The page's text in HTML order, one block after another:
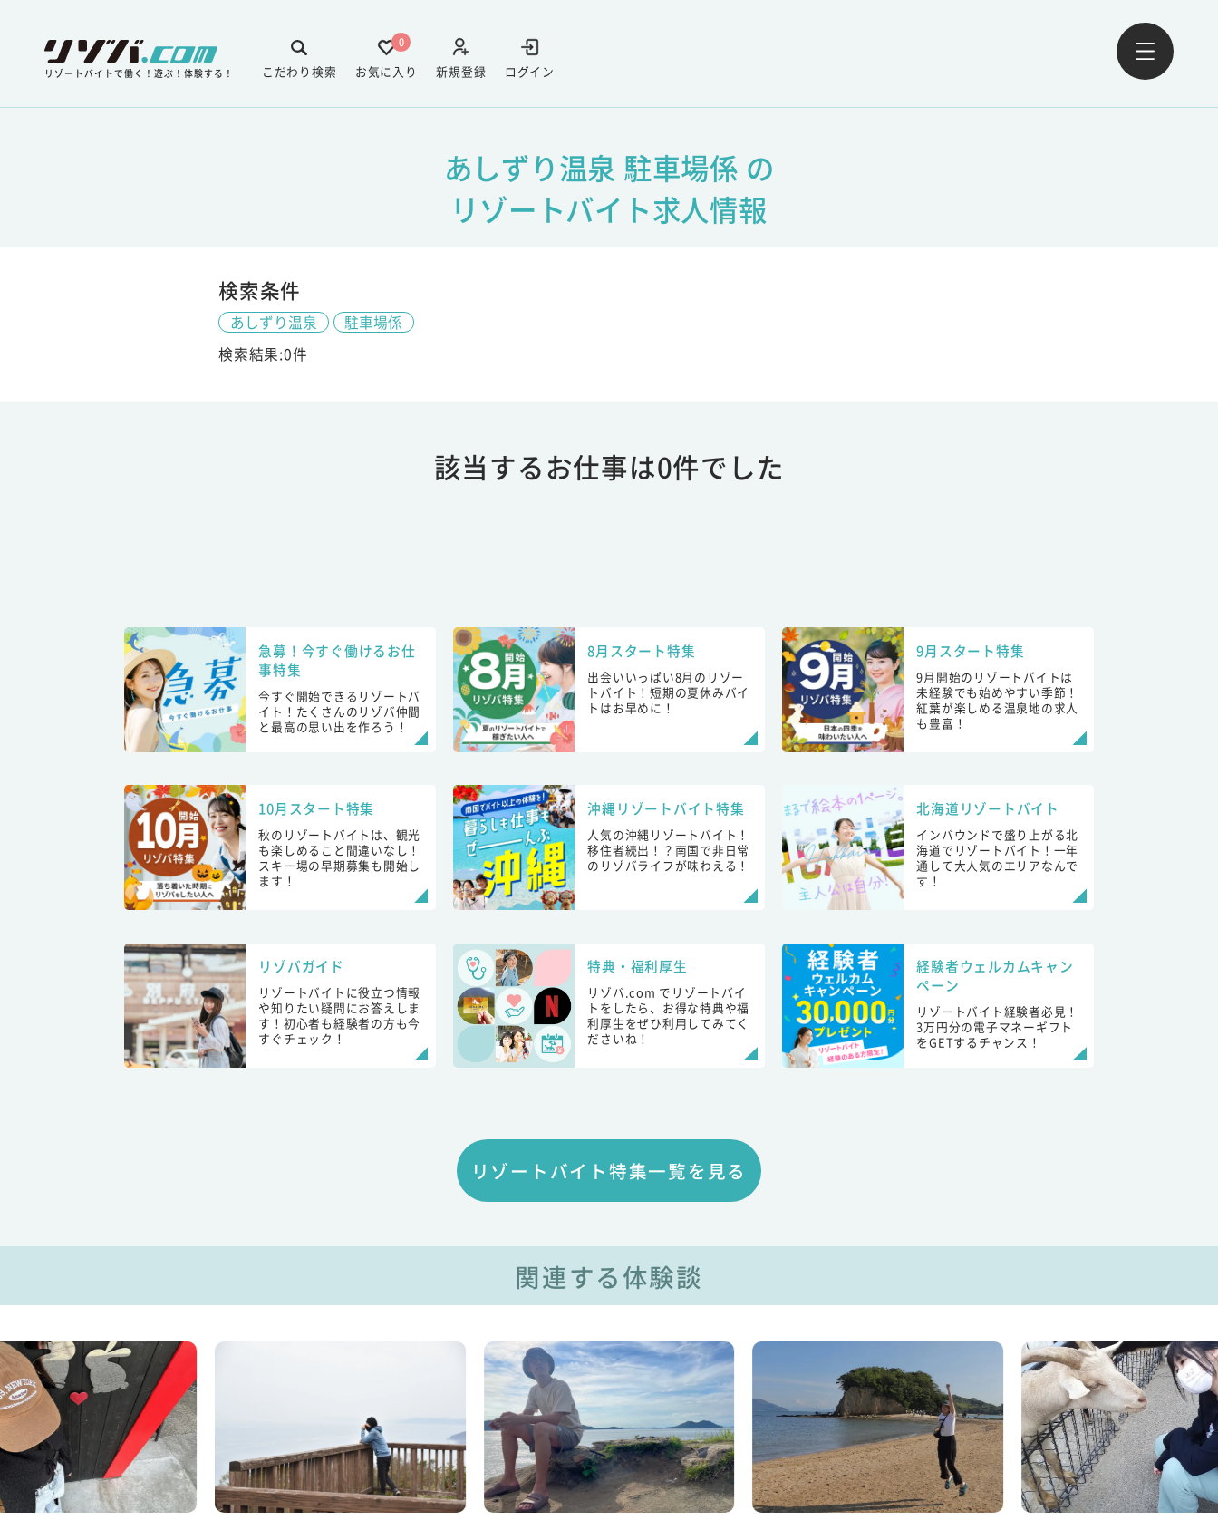
リゾートバイトで働く！遊ぶ！体験する！ ログイン
新規登録
0
お気に入り
こだわり検索
あしずり温泉 駐車場係 の
リゾートバイト求人情報
検索条件
あしずり温泉
駐車場係
検索結果:0件
該当するお仕事は0件でした
急募！今すぐ働けるお仕
事特集
今すぐ開始できるリゾートバ
イト！たくさんのリゾバ仲間
と最高の思い出を作ろう！
8月スタート特集
出会いいっぱい8月のリゾー
トバイト！短期の夏休みバイ
トはお早めに！
9月スタート特集
9月開始のリゾートバイトは
未経験でも始めやすい季節！
紅葉が楽しめる温泉地の求人
も豊富！
10月スタート特集
秋のリゾートバイトは、観光
も楽しめること間違いなし！
スキー場の早期募集も開始し
ます！
沖縄リゾートバイト特集
人気の沖縄リゾートバイト！
移住者続出！？南国で非日常
のリゾバライフが味わえる！
北海道リゾートバイト
インバウンドで盛り上がる北
海道でリゾートバイト！一年
通して大人気のエリアなんで
す！
リゾバガイド
リゾートバイトに役立つ情報
や知りたい疑問にお答えしま
す！初心者も経験者の方も今
すぐチェック！
特典・福利厚生
リゾバ.com でリゾートバイ
トをしたら、お得な特典や福
利厚生をぜひ利用してみてく
ださいね！
経験者ウェルカムキャン
ペーン
リゾートバイト経験者必見！
3万円分の電子マネーギフト
をGETするチャンス！
リゾートバイト特集一覧を見る
関連する体験談